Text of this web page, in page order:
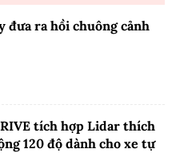
đưa ra hồi chuông cảnh
tích hợp Lidar thích
120 độ dành cho xe tự